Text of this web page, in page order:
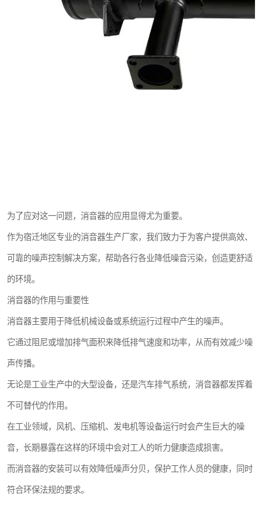
为了应对这一问题，消音器的应用显得尤为重要。
作为宿迁地区专业的消音器生产厂家，我们致力于为客户提供高效、
可靠的噪声控制解决方案，帮助各行各业降低噪音污染，创造更舒适
的环境。
消音器的作用与重要性
消音器主要用于降低机械设备或系统运行过程中产生的噪声。
它通过阻尼或增加排气面积来降低排气速度和功率，从而有效减少噪
声传播。
无论是工业生产中的大型设备，还是汽车排气系统，消音器都发挥着
不可替代的作用。
在工业领域，风机、压缩机、发电机等设备运行时会产生巨大的噪
音，长期暴露在这样的环境中会对工人的听力健康造成损害。
而消音器的安装可以有效降低噪声分贝，保护工作人员的健康，同时
符合环保法规的要求。